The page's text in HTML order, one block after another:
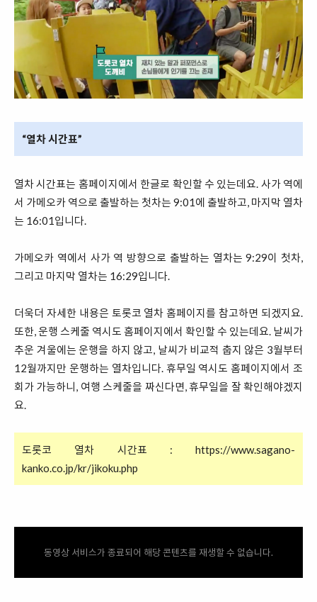
“열차 시간표”
열차 시간표는 홈페이지에서 한글로 확인할 수 있는데요. 사가 역에
서 가메오카 역으로 출발하는 첫차는 9:01에 출발하고, 마지막 열차
는 16:01입니다.
가메오카 역에서 사가 역 방향으로 출발하는 열차는 9:29이 첫차,
그리고 마지막 열차는 16:29입니다.
더욱더 자세한 내용은 토롯코 열차 홈페이지를 참고하면 되겠지요.
또한, 운행 스케줄 역시도 홈페이지에서 확인할 수 있는데요. 날씨가
추운 겨울에는 운행을 하지 않고, 날씨가 비교적 춥지 않은 3월부터
12월까지만 운행하는 열차입니다. 휴무일 역시도 홈페이지에서 조
회가 가능하니, 여행 스케줄을 짜신다면, 휴무일을 잘 확인해야겠지
요.
도롯코 열차 시간표 : https://www.sagano-
kanko.co.jp/kr/jikoku.php
동영상 서비스가 종료되어 해당 콘텐츠를 재생할 수 없습니다.